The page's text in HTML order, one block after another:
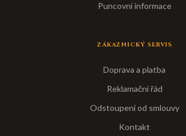
Puncovní informace
ZÁKAZNICKÝ SERVIS
Doprava a platba
Reklamační řád
Odstoupení od smlouvy
Kontakt